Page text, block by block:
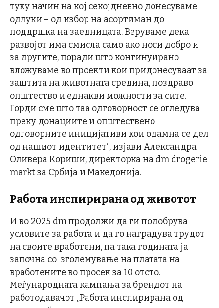
туку начин на кој секојдневно донесуваме
одлуки – од избор на асортиман до
поддршка на заедницата. Веруваме дека
развојот има смисла само ако носи добро и
за другите, поради што континуирано
вложуваме во проекти кои придонесуваат за
заштита на животната средина, поздраво
општество и еднакви можности за сите.
Горди сме што таа одговорност се огледува
преку донациите и општествено
одговорните иницијативи кои одамна се дел
од нашиот идентитет“, изјави Александра
Оливера Кориши, директорка на dm drogerie
markt за Србија и Македонија.
Работа инспирирана од животот
И во 2025 dm продолжи да ги подобрува
условите за работа и да го наградува трудот
на своите вработени, па така годината ја
започна со зголемување на платата на
вработените во просек за 10 отсто.
Меѓународната кампања за брендот на
работодавачот „Работа инспирирана од